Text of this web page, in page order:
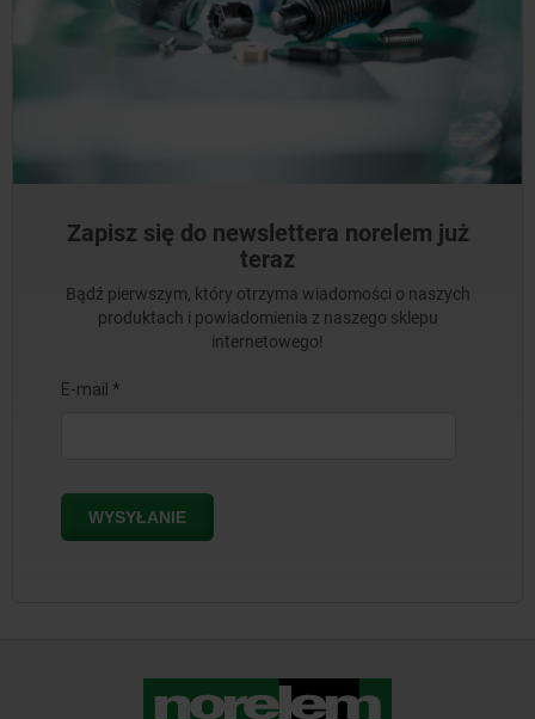
Zapisz się do newslettera norelem już
teraz
Bądź pierwszym, który otrzyma wiadomości o naszych
produktach i powiadomienia z naszego sklepu
internetowego!